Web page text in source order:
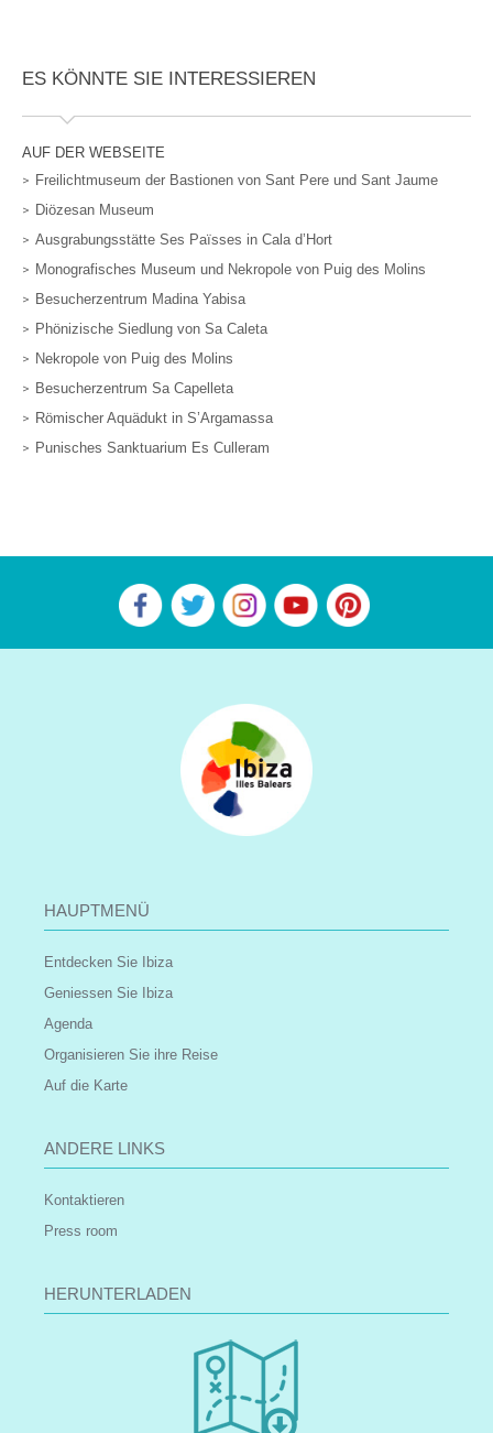
ES KÖNNTE SIE INTERESSIEREN
AUF DER WEBSEITE
Freilichtmuseum der Bastionen von Sant Pere und Sant Jaume
Diözesan Museum
Ausgrabungsstätte Ses Païsses in Cala d’Hort
Monografisches Museum und Nekropole von Puig des Molins
Besucherzentrum Madina Yabisa
Phönizische Siedlung von Sa Caleta
Nekropole von Puig des Molins
Besucherzentrum Sa Capelleta
Römischer Aquädukt in S’Argamassa
Punisches Sanktuarium Es Culleram
HAUPTMENÜ
Entdecken Sie Ibiza
Geniessen Sie Ibiza
Agenda
Organisieren Sie ihre Reise
Auf die Karte
ANDERE LINKS
Kontaktieren
Press room
HERUNTERLADEN